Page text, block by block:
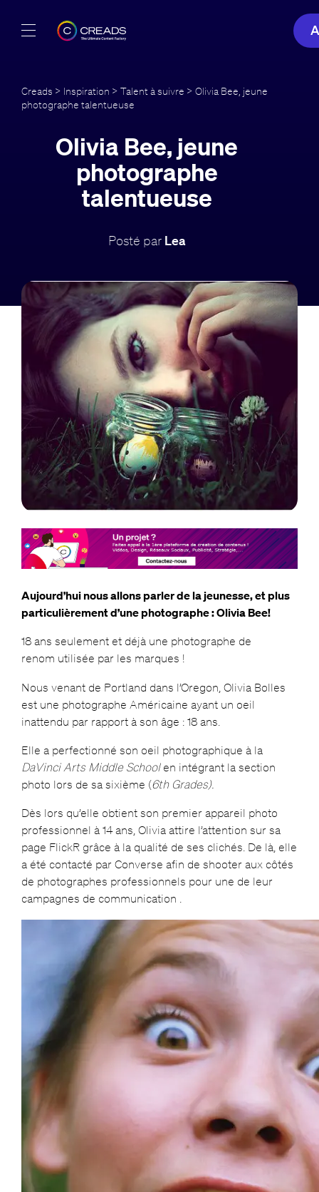
Offres
À propos
Creads > Inspiration > Talent à suivre > Olivia Bee, jeune
photographe talentueuse
Olivia Bee, jeune
photographe
talentueuse
Posté par Lea
Aujourd’hui nous allons parler de la jeunesse, et plus
particulièrement d’une photographe : Olivia Bee!
18 ans seulement et déjà une photographe de
renom utilisée par les marques !
Nous venant de Portland dans l’Oregon, Olivia Bolles
est une photographe Américaine ayant un oeil
inattendu par rapport à son âge : 18 ans.
Elle a perfectionné son oeil photographique à la
DaVinci Arts Middle School en intégrant la section
photo lors de sa sixième (6th Grades).
Dès lors qu’elle obtient son premier appareil photo
professionnel à 14 ans, Olivia attire l’attention sur sa
page FlickR grâce à la qualité de ses clichés. De là, elle
a été contacté par Converse afin de shooter aux côtés
de photographes professionnels pour une de leur
campagnes de communication .